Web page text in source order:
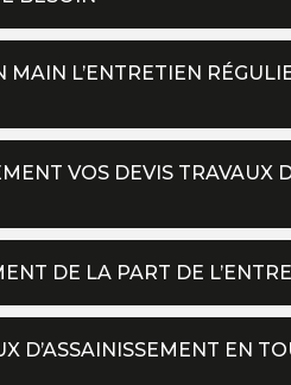
MAIN L’ENTRETIEN
VOS DEVIS TRAVAUX
DE LA PART DE
D’ASSAINISSEMENT EN